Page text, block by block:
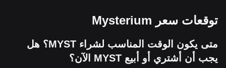
توقعات سعر Mysterium
متى يكون الوقت المناسب لشراء MYST؟ هل
يجب أن أشتري أو أبيع MYST الآن؟